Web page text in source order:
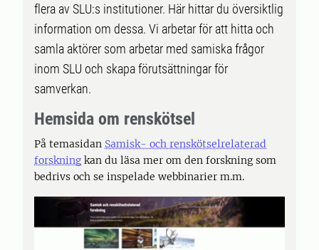
flera av SLU:s institutioner. Här hittar du översiktlig
information om dessa. Vi arbetar för att hitta och
samla aktörer som arbetar med samiska frågor
inom SLU och skapa förutsättningar för
samverkan.
Hemsida om renskötsel
På temasidan Samisk- och renskötselrelaterad
forskningkan du läsa mer om den forskning som
bedrivs och se inspelade webbinarier m.m.